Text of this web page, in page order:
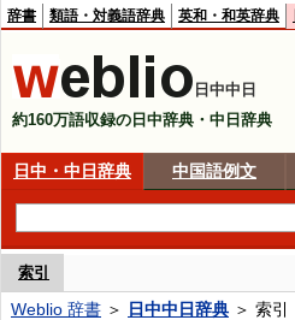
辞書 類語・対義語辞典 英和・和英辞典
日中中日
約160万語収録の日中辞典・中日辞典
日中・中日辞典 中国語例文
索引
Weblio 辞書 ＞ 日中中日辞典 ＞ 索引